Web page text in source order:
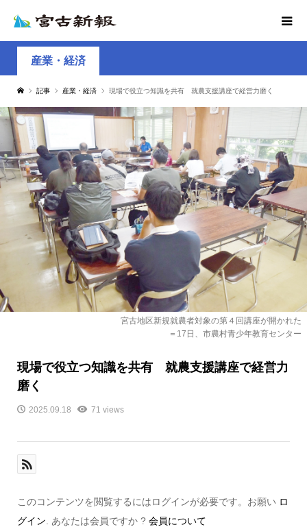
産業・経済
記事 産業・経済 現場で役立つ知識を共有 就農支援講座で経営力磨く
宮古地区新規就農者対象の第４回講座が開かれた
＝17日、市農村青少年教育センター
現場で役立つ知識を共有 就農支援講座で経営力
磨く
2025.09.18 71 views
このコンテンツを閲覧するにはログインが必要です。お願い ロ
グイン . あなたは会員ですか ? 会員について